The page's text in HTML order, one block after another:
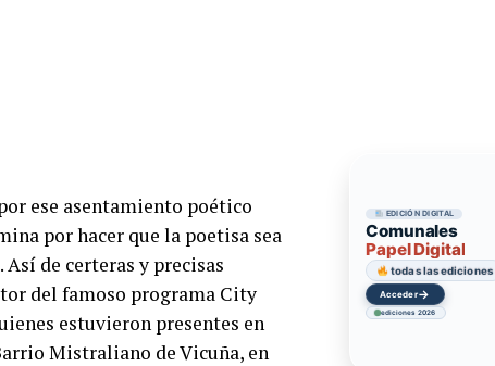
ese asentamiento poético
por hacer que la poetisa sea
de certeras y precisas
del famoso programa City
estuvieron presentes en
Mistraliano de Vicuña, en
EDICIÓN DIGITAL
Comunales
Papel Digital
todas las ediciones
Acceder→
ediciones 2026